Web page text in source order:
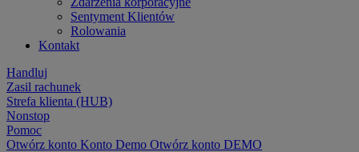
Sentyment Klientów
Rolowania
Kontakt
Handluj
Zasil rachunek
Strefa klienta (HUB)
Nonstop
Pomoc
Otwórz konto Konto Demo Otwórz konto DEMO